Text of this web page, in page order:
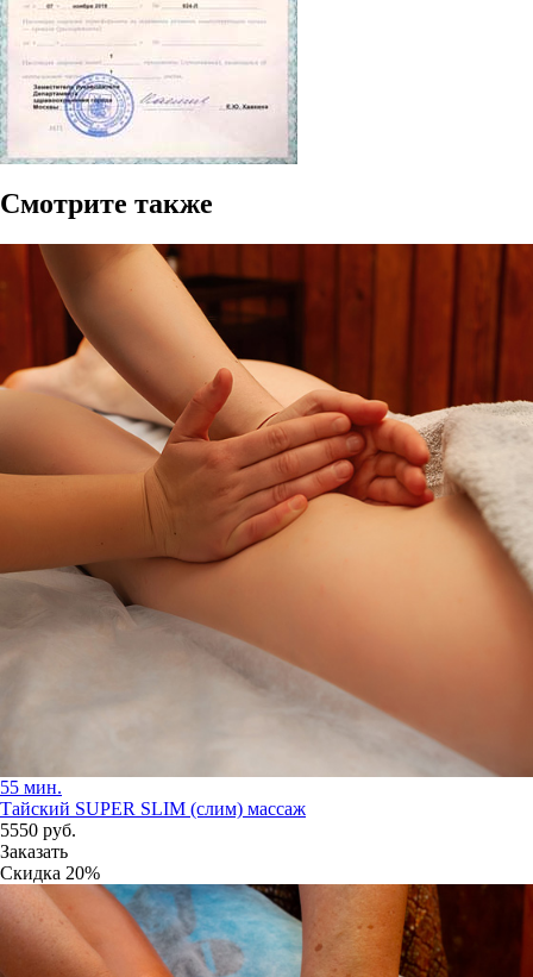
Смотрите также
55 мин.
Тайский SUPER SLIM (слим) массаж
5550 руб.
Заказать
Скидка 20%